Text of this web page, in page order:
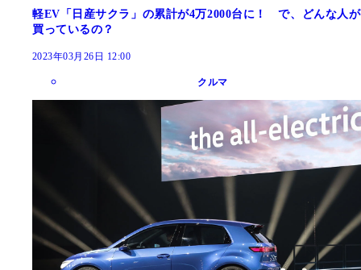
軽EV「日産サクラ」の累計が4万2000台に！ で、どんな人が
買っているの？
2023年03月26日 12:00
クルマ